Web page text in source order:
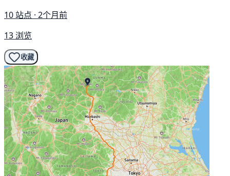
10 站点 · 2个月前
13 浏览
收藏